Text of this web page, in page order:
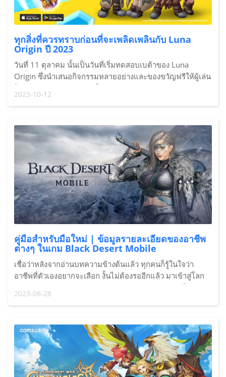
ทุกสิ่งที่ควรทราบก่อนที่จะเพลิดเพลินกับ Luna
Origin ปี 2023
วันที่ 11 ตุลาคม นั้นเป็นวันที่เริ่มทดสอบเบต้าของ Luna
Origin ซึ่งนำเสนอกิจกรรมหลายอย่างและของขวัญฟรีให้ผู้เล่น
และ Google Play Store ได้ ใน
2023-10-12
คู่มือสำหรับมือใหม่ | ข้อมูลรายละเอียดของอาชีพ
ต่างๆ ในเกม Black Desert Mobile
เชื่อว่าหลังจากอ่านบทความข้างต้นแล้ว ทุกคนก็รู้ในใจว่า
อาชีพที่ตัวเองอยากจะเลือก งั้นไม่ต้องรออีกแล้ว มาเข้าสู่โลก
2023-08-28